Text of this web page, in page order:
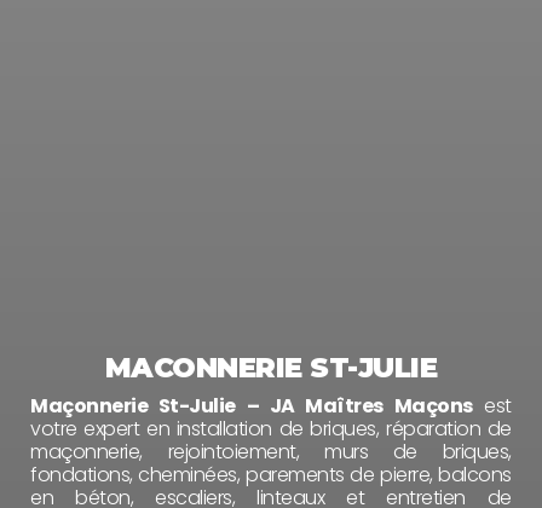
MACONNERIE ST-JULIE
Maçonnerie St-Julie – JA Maîtres Maçonsest
votre expert en installation de briques, réparation de
maçonnerie, rejointoiement, murs de briques,
fondations, cheminées, parements de pierre, balcons
en béton, escaliers, linteaux et entretien de